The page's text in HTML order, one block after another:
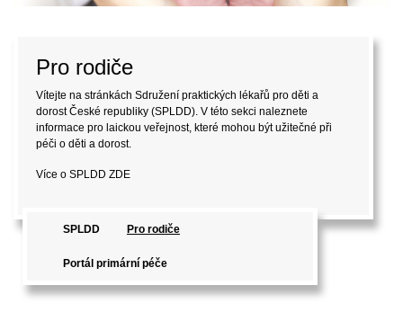
Pro rodiče
Vítejte na stránkách Sdružení praktických lékařů pro děti a
dorost České republiky (SPLDD). V této sekci naleznete
informace pro laickou veřejnost, které mohou být užitečné při
péči o děti a dorost.
Více o SPLDD ZDE
SPLDD Pro rodiče
Portál primární péče